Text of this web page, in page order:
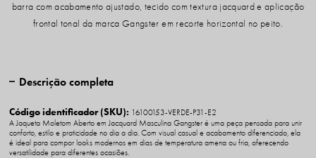
barra com acabamento ajustado, tecido com textura jacquard e aplicação
frontal tonal da marca Gangster em recorte horizontal no peito.
Descrição completa
Código identificador (SKU): 16100153-VERDE-P31-E2
A Jaqueta Moletom Aberto em Jacquard Masculina Gangster é uma peça pensada para unir
conforto, estilo e praticidade no dia a dia. Com visual casual e acabamento diferenciado, ela
é ideal para compor looks modernos em dias de temperatura amena ou fria, oferecendo
versatilidade para diferentes ocasiões.